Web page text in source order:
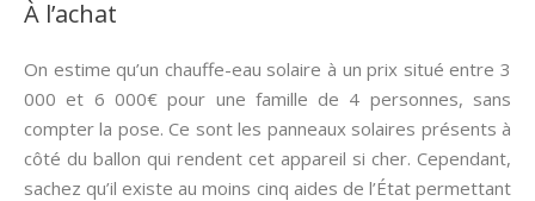
À l’achat
On estime qu’un chauffe-eau solaire à un prix situé entre 3
000 et 6 000€ pour une famille de 4 personnes, sans
compter la pose. Ce sont les panneaux solaires présents à
côté du ballon qui rendent cet appareil si cher. Cependant,
sachez qu’il existe au moins cinq aides de l’État permettant